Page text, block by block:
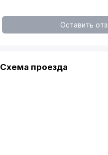
Оставить
Схема проезда